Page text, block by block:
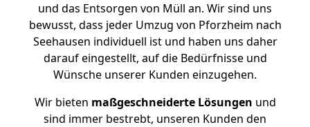
und das Entsorgen von Müll an. Wir sind uns
bewusst, dass jeder Umzug von Pforzheim nach
Seehausen individuell ist und haben uns daher
darauf eingestellt, auf die Bedürfnisse und
Wünsche unserer Kunden einzugehen.
Wir bieten maßgeschneiderte Lösungen und
sind immer bestrebt, unseren Kunden den